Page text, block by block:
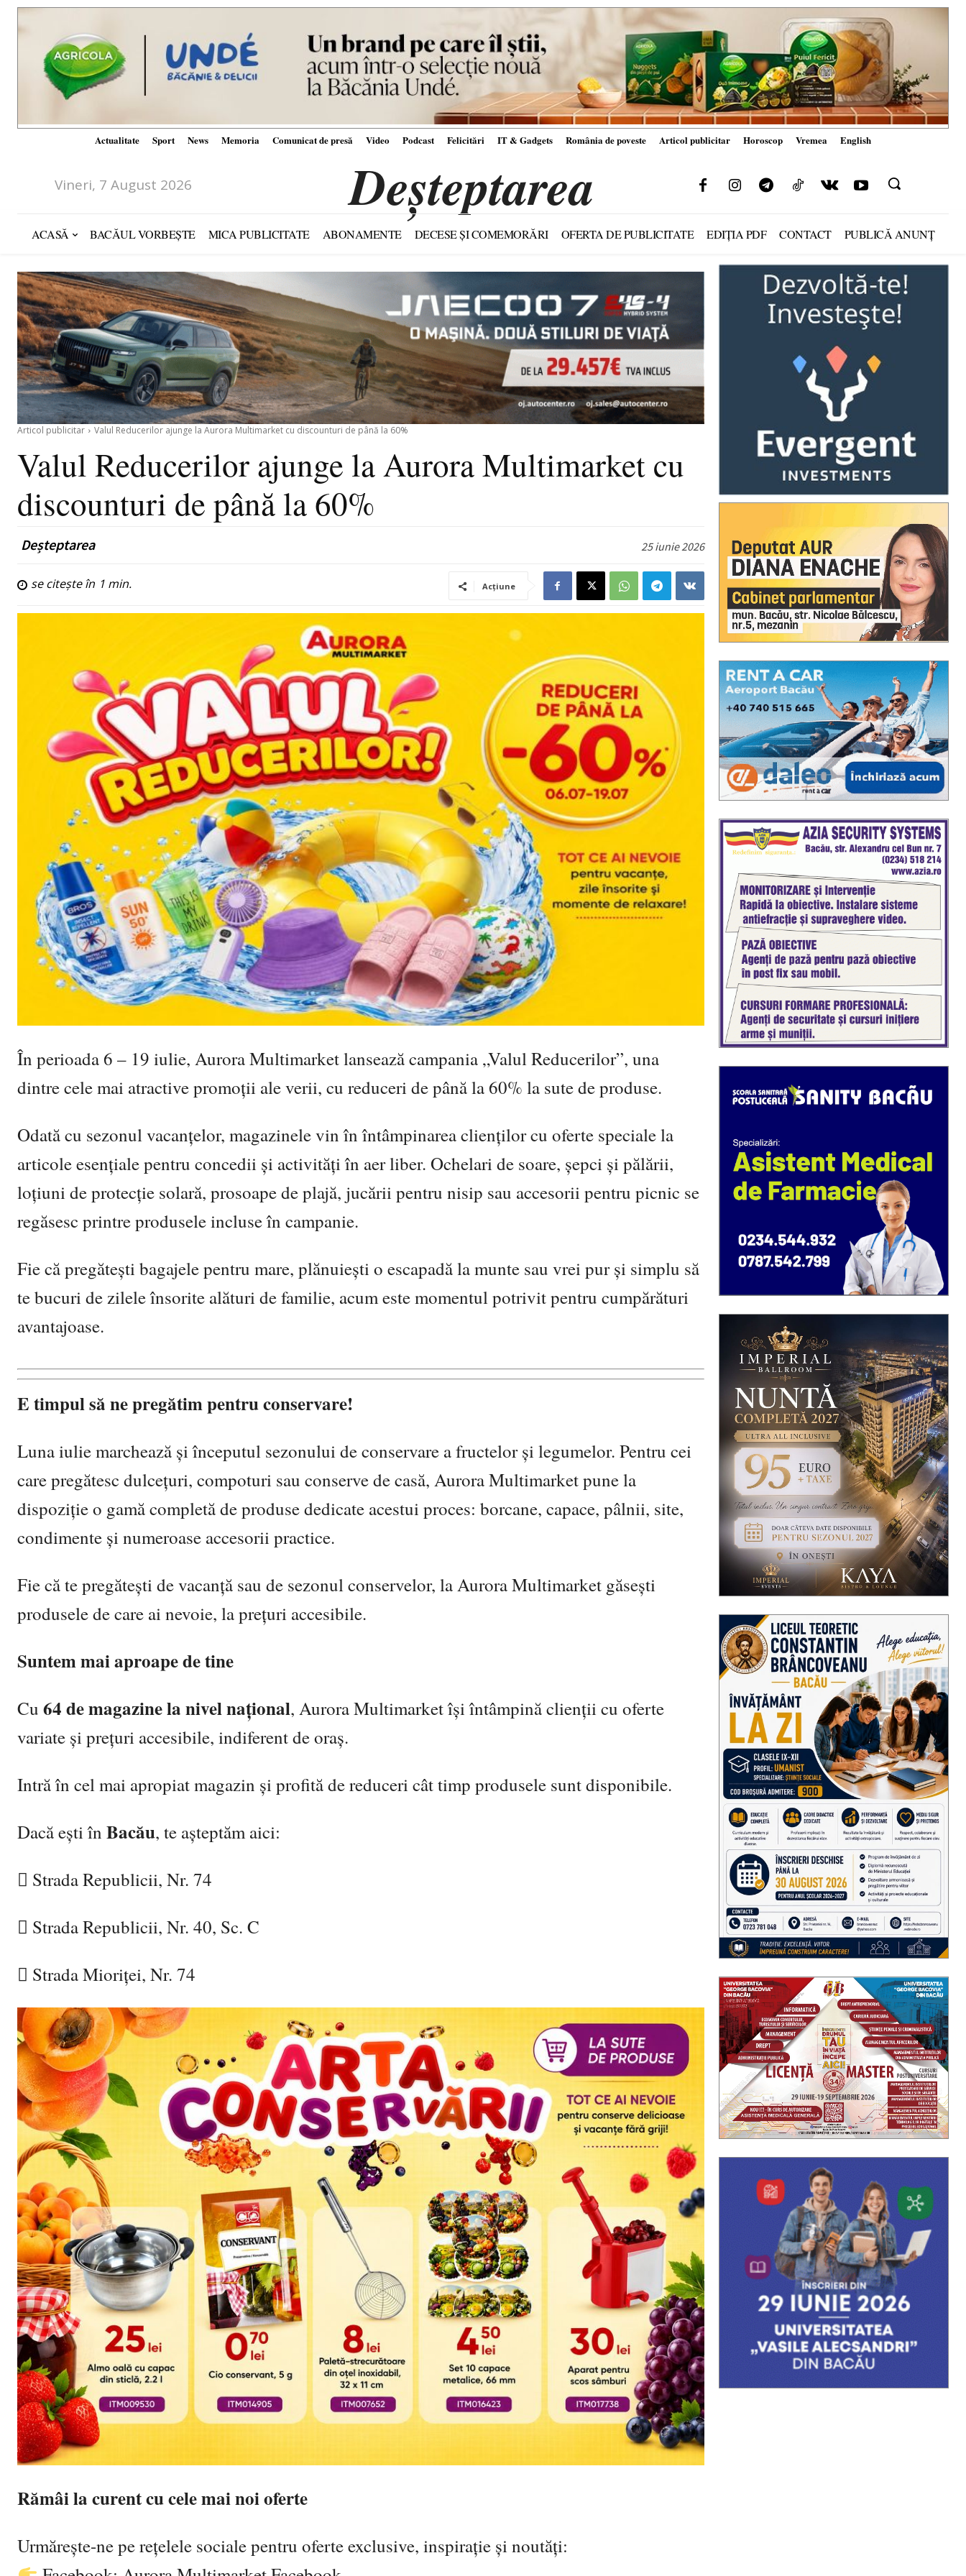
Actualitate Sport News Memoria Comunicat de presă Video Podcast Felicitări IT & Gadgets România de poveste Articol publicitar Horoscop Vremea English
Vineri, 7 August 2026 Deșteptarea
ACASĂ BACĂUL VORBEȘTE MICA PUBLICITATE ABONAMENTE DECESE ȘI COMEMORĂRI OFERTA DE PUBLICITATE EDIȚIA PDF CONTACT PUBLICĂ ANUNȚ
Articol publicitar Valul Reducerilor ajunge la Aurora Multimarket cu discounturi de până la 60%
Valul Reducerilor ajunge la Aurora Multimarket cu
discounturi de până la 60%
Deșteptarea 25 iunie 2026
se citește în 1 min. Acțiune
În perioada 6 – 19 iulie, Aurora Multimarket lansează campania „Valul Reducerilor”, una
dintre cele mai atractive promoții ale verii, cu reduceri de până la 60% la sute de produse.
Odată cu sezonul vacanțelor, magazinele vin în întâmpinarea clienților cu oferte speciale la
articole esențiale pentru concedii și activități în aer liber. Ochelari de soare, șepci și pălării,
loțiuni de protecție solară, prosoape de plajă, jucării pentru nisip sau accesorii pentru picnic se
regăsesc printre produsele incluse în campanie.
Fie că pregătești bagajele pentru mare, plănuiești o escapadă la munte sau vrei pur și simplu să
te bucuri de zilele însorite alături de familie, acum este momentul potrivit pentru cumpărături
avantajoase.
E timpul să ne pregătim pentru conservare!
Luna iulie marchează și începutul sezonului de conservare a fructelor și legumelor. Pentru cei
care pregătesc dulcețuri, compoturi sau conserve de casă, Aurora Multimarket pune la
dispoziție o gamă completă de produse dedicate acestui proces: borcane, capace, pâlnii, site,
condimente și numeroase accesorii practice.
Fie că te pregătești de vacanță sau de sezonul conservelor, la Aurora Multimarket găsești
produsele de care ai nevoie, la prețuri accesibile.
Suntem mai aproape de tine
Cu 64 de magazine la nivel național, Aurora Multimarket își întâmpină clienții cu oferte
variate și prețuri accesibile, indiferent de oraș.
Intră în cel mai apropiat magazin și profită de reduceri cât timp produsele sunt disponibile.
Dacă ești în Bacău, te așteptăm aici:
 Strada Republicii, Nr. 74
 Strada Republicii, Nr. 40, Sc. C
 Strada Mioriței, Nr. 74
Rămâi la curent cu cele mai noi oferte
Urmărește-ne pe rețelele sociale pentru oferte exclusive, inspirație și noutăți: